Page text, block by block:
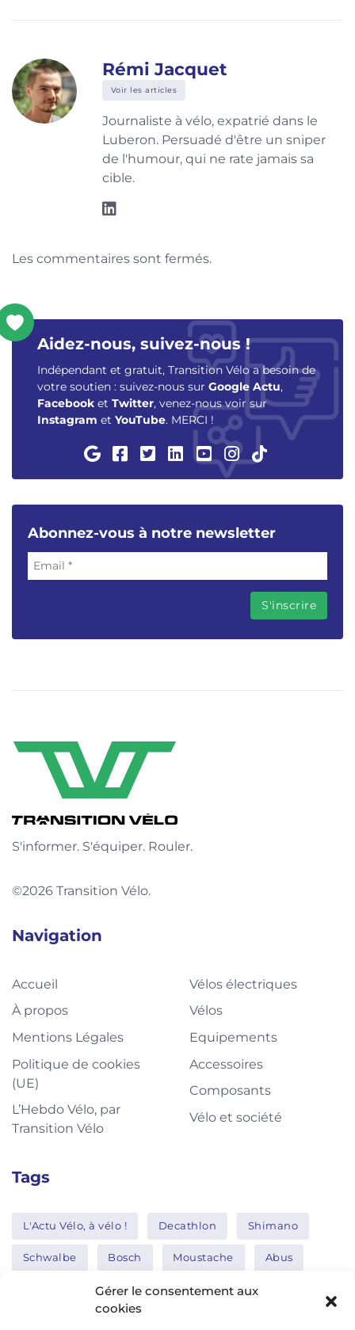
Gérer le consentement aux
cookies
Rémi Jacquet
Voir les articles
Journaliste à vélo, expatrié dans le
Luberon. Persuadé d'être un sniper
de l'humour, qui ne rate jamais sa
cible.
Les commentaires sont fermés.
Aidez-nous, suivez-nous !
Indépendant et gratuit, Transition Vélo a besoin de
votre soutien : suivez-nous sur Google Actu,
Facebook et Twitter, venez-nous voir sur
Instagram et YouTube. MERCI !
Abonnez-vous à notre newsletter
S'informer. S'équiper. Rouler.
©2026 Transition Vélo.
Navigation
Accueil
À propos
Mentions Légales
Politique de cookies
(UE)
L’Hebdo Vélo, par
Transition Vélo
Vélos électriques
Vélos
Equipements
Accessoires
Composants
Vélo et société
Tags
L'Actu Vélo, à vélo ! Decathlon Shimano
Schwalbe Bosch Moustache Abus
Thule Nakamura